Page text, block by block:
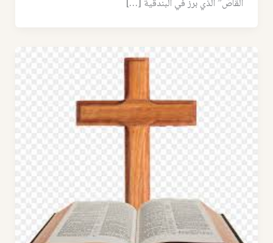
القاصّ” الذي برز في البندقية […]